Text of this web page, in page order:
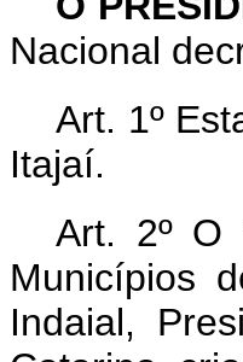
Nacional
Art. 1º
Itajaí.
Art. 2º O Parque Nacional da Serra do Itajaí, localizado nos Municípios de Apiúna, Blumenau, Botuverá, Gaspar, Guabiruba, Indaial, Presidente Nereu e Vidal Ramos, no Estado de Santa Catarina, criado por decreto não numerado de 4 de junho de 2004, passa a ter os seguintes limites, descritos a partir das Cartas Topográficas Matriciais em escala 1:50.000, MI 2893-1, folha Apiúna (SG-22-Z-D-I-1), MI 2893-2, folha Botuverá (SG-22-Z-D-I-2), MI 2893-4, folha Aguti (SG-22-Z-D-I-4) e MI 2881-4, folha Blumenau (SG-22-Z-B-IV-4), todas publicadas no Banco de Dados Geográficos do Exército pela Diretoria do Serviço Geográfico (DSG), definidos em coordenadas planas UTM, DATUM SIRGAS 2000, zona 22S e Meridiano Central 51° W.Gr.: inicia-se a descrição deste perímetro no ponto 0 de coordenadas planas aproximadas (c.p.a.), E 688700,8752 e N 7009124,1702, localizado na curva de nível de 200 m; deste segue em linha reta até o ponto 1 de c.p.a. E 688586,9715 e N 7009065,7031, localizado na curva de nível de 300 m; deste segue pela referida curva até o ponto 2 de c.p.a. E 687336,0057 e N 7008260,0298, localizado no córrego sem denominação, afluente do Ribeirão Minas de Prata; deste segue pelo referido córrego até o ponto 3 de c.p.a. E 687453,5157 e N 7008166,5521; deste segue em linha reta até o ponto 4 de c.p.a. E 687361,6641 e N 7008046,8600, localizado no Ribeirão Minas da Prata; deste segue pelo referido ribeirão até o ponto 5 de c.p.a. E 686983,4966 e N 7007949,7109, localizado na curva de nível de 280 m; deste segue pela